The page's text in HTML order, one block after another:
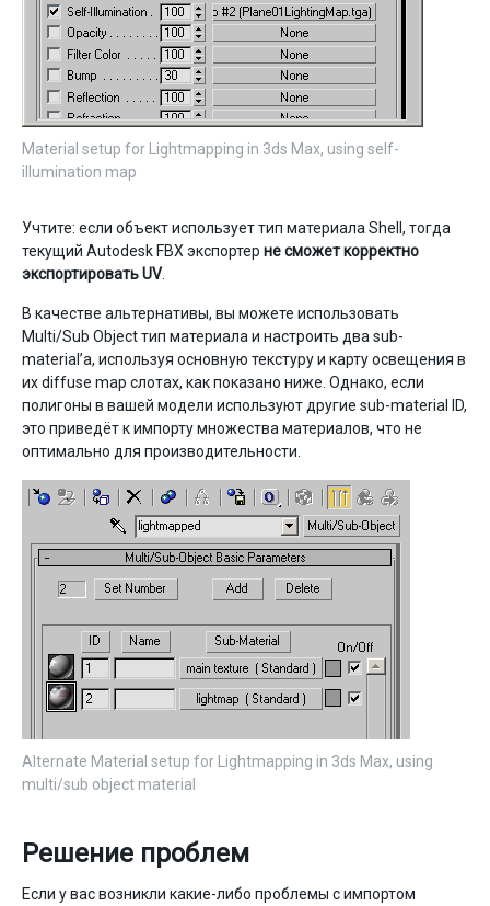
Material setup for Lightmapping in 3ds Max, using self-
illumination map
Учтите: если объект использует тип материала Shell, тогда
текущий Autodesk FBX экспортер не сможет корректно
экспортировать UV
В качестве альтернативы, вы можете использовать
Multi/Sub Object тип материала и настроить два sub-
material’а, используя основную текстуру и карту освещения в
их diffuse map слотах, как показано ниже. Однако, если
полигоны в вашей модели используют другие sub-material ID,
это приведёт к импорту множества материалов, что не
оптимально для производительности.
Alternate Material setup for Lightmapping in 3ds Max, using
multi/sub object material
Решение проблем
Если у вас возникли какие-либо проблемы с импортом